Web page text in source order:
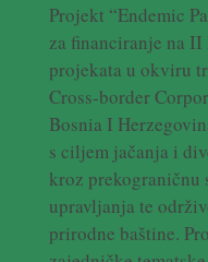
Projekt “Endemic
za financiranje na
projekata u okviru
Cross-border
Bosnia I
s ciljem jačanja i
kroz prekograničnu
upravljanja te
prirodne baštine.